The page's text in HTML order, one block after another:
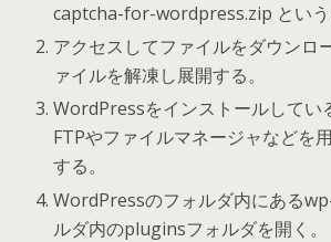
captcha-for-wordpress.zip とい
アクセスしてファイルをダウンロ
ァイルを解凍し展開する。
WordPressをインストールしてい
FTPやファイルマネージャなどを
する。
WordPressのフォルダ内にある
ルダ内のpluginsフォルダを開く。